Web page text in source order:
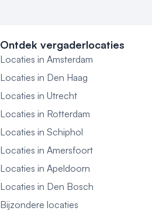
Ontdek vergaderlocaties
Locaties in Amsterdam
Locaties in Den Haag
Locaties in Utrecht
Locaties in Rotterdam
Locaties in Schiphol
Locaties in Amersfoort
Locaties in Apeldoorn
Locaties in Den Bosch
Bijzondere locaties